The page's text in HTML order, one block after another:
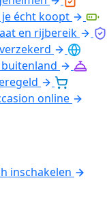
écht koopt
en rijbereik
online
inschakelen